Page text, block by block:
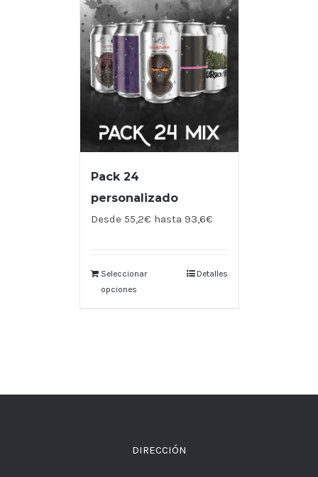
Pack 24
personalizado
Desde 55,2€ hasta 93,6€
Seleccionar
opciones
Detalles
DIRECCIÓN